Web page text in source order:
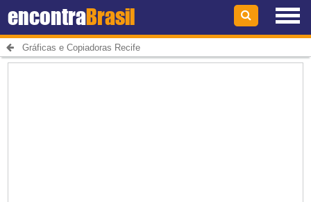
encontraBrasil
Gráficas e Copiadoras Recife